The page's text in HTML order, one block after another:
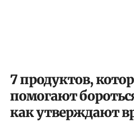
7 продуктов,
помогают
как утверждают